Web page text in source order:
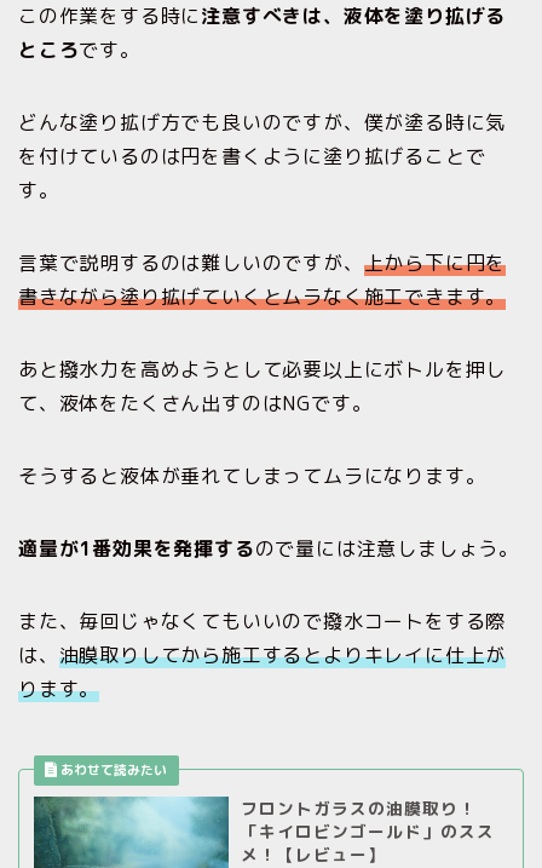
この作業をする時に注意すべきは、液体を塗り拡げる
ところです。
どんな塗り拡げ方でも良いのですが、僕が塗る時に気
を付けているのは円を書くように塗り拡げることで
す。
言葉で説明するのは難しいのですが、 上から下に円を
書きながら塗り拡げていくとムラなく施工できます。
あと撥水力を高めようとして必要以上にボトルを押し
て、液体をたくさん出すのはNGです。
そうすると液体が垂れてしまってムラになります。
適量が1番効果を発揮するので量には注意しましょう。
また、毎回じゃなくてもいいので撥水コートをする際
は、 油膜取りしてから施工するとよりキレイに仕上が
ります。
フロントガラスの油膜取り！
「キイロビンゴールド」のスス
メ！【レビュー】